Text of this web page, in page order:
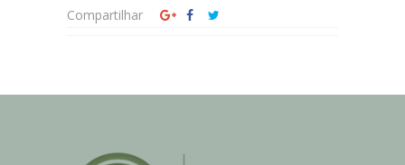
Compartilhar